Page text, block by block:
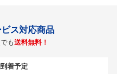
ス対応商品
も送料無料！
着予定